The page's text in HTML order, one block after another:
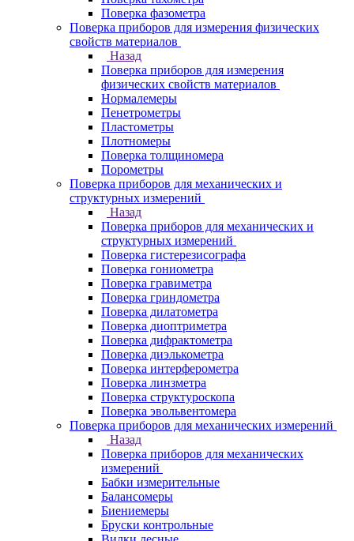
Поверка фазометра
Поверка приборов для измерения физических
свойств материалов
Назад
Поверка приборов для измерения
физических свойств материалов
Нормалемеры
Пенетрометры
Пластометры
Плотномеры
Поверка толщиномера
Порометры
Поверка приборов для механических и
структурных измерений
Назад
Поверка приборов для механических и
структурных измерений
Поверка гистерезисографа
Поверка гониометра
Поверка гравиметра
Поверка гриндометра
Поверка дилатометра
Поверка диоптриметра
Поверка дифрактометра
Поверка диэлькометра
Поверка интерферометра
Поверка линзметра
Поверка структуроскопа
Поверка эвольвентомера
Поверка приборов для механических измерений
Назад
Поверка приборов для механических
измерений
Бабки измерительные
Балансомеры
Биениемеры
Бруски контрольные